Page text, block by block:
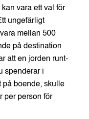
vara ett val för
ungefärligt
mellan 500
på destination
att en jorden runt-
spenderar i
på boende, skulle
per person för